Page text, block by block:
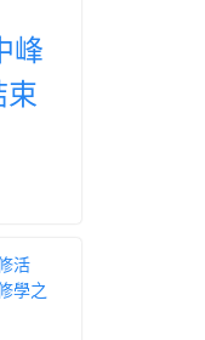
峰
束
活
學之